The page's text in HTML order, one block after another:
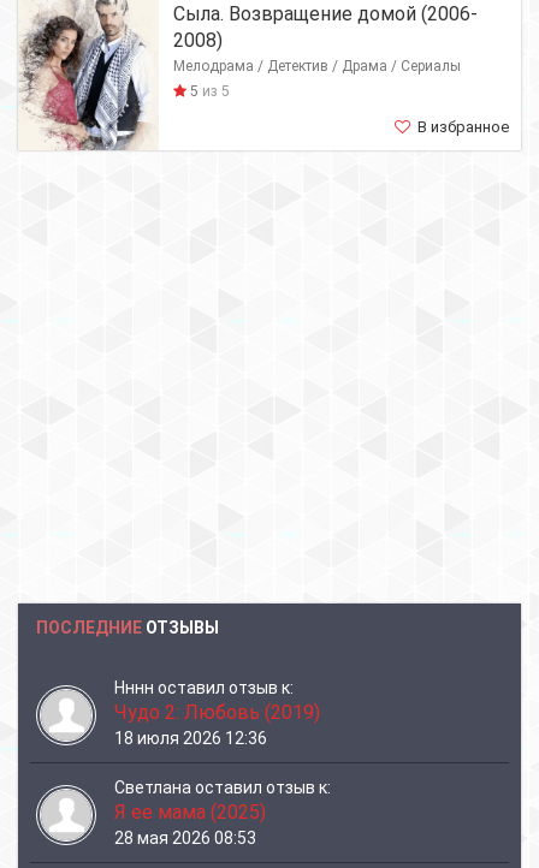
Сыла. Возвращение домой (2006-
2008)
Мелодрама / Детектив / Драма / Сериалы
5 из 5
В избранное
ПОСЛЕДНИЕ ОТЗЫВЫ
Нннн оставил отзыв к:
Чудо 2: Любовь (2019)
18 июля 2026 12:36
Светлана оставил отзыв к:
Я ее мама (2025)
28 мая 2026 08:53